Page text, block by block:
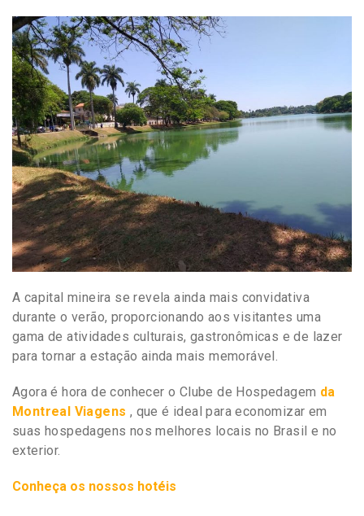
A capital mineira se revela ainda mais convidativa
durante o verão, proporcionando aos visitantes uma
gama de atividades culturais, gastronômicas e de lazer
para tornar a estação ainda mais memorável.
Agora é hora de conhecer o Clube de Hospedagem da
Montreal Viagens , que é ideal para economizar em
suas hospedagens nos melhores locais no Brasil e no
exterior.
Conheça os nossos hotéis